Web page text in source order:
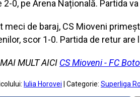
2-0, pe Arena Națională. Partida
meci de baraj, CS Mioveni
scor 1-0. Partida de retur
MULT AICI CS Mioveni - FC
Iulia Horovei | Categorie: Superliga